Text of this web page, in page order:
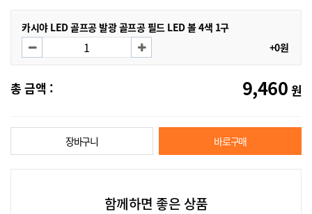
카시야 LED 골프공 발광 골프공 필드 LED 볼 4색 1구
+0원
총 금액 : 9,460 원
장바구니 바로구매
함께하면 좋은 상품